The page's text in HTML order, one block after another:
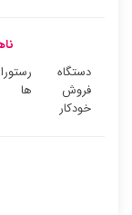
دستگاه
فروش
خودکار
ها